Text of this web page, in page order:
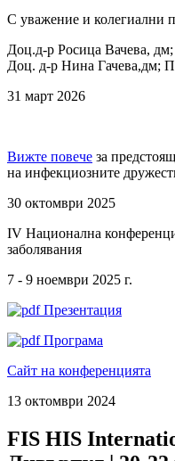
С уважение и колегиални
Доц.д-р Росица Вачева,
Доц. д-р Нина Гачева,дм;
31 март 2026
Вижте повече за
на инфекциозните
30 октомври 2025
IV Национална
заболявания
7 - 9 ноември 2025 г.
Презентация
Програма
Сайт на конференцията
13 октомври 2024
FIS HIS